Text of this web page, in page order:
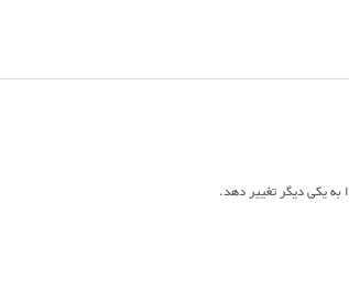
به یکی دیگر تغییر دهد.